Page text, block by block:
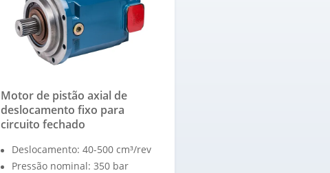
Motor de pistão axial de
deslocamento fixo para
circuito fechado
Deslocamento: 40-500 cm³/rev
Pressão nominal: 350 bar